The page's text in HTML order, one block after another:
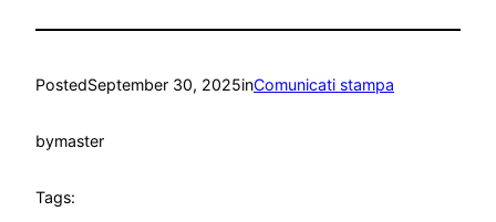
PostedSeptember 30, 2025inComunicati stampa
bymaster
Tags: